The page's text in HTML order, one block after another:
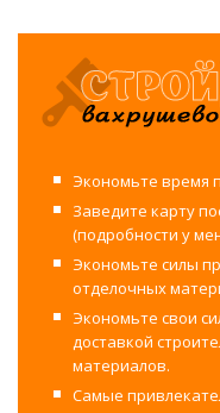
Экономьте время
Заведите карту
(подробности у
Экономьте силы
отделочных
Экономьте свои
доставкой
материалов.
Самые